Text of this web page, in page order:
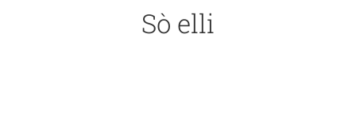
Sò elli